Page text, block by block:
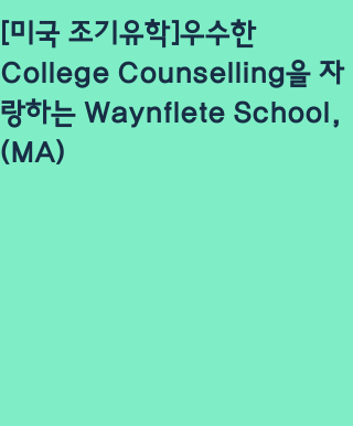
[미국 조기유학]우수한
College Counselling을 자
랑하는 Waynflete School,
(MA)